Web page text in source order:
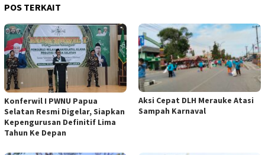
POS TERKAIT
Konferwil I PWNU Papua
Selatan Resmi Digelar, Siapkan
Kepengurusan Definitif Lima
Tahun Ke Depan
Aksi Cepat DLH Merauke Atasi
Sampah Karnaval